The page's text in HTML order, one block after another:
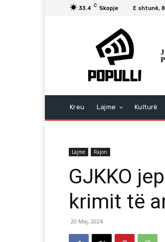
33.4 C Skopje E shtunë,
Kreu Lajme Kulturë
Lajme Rajon
GJKKO
krimit të
20 Maj, 2024